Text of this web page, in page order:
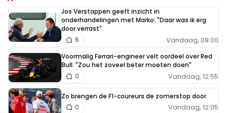
Jos Verstappen geeft inzicht in
onderhandelingen met Marko: "Daar was ik erg
door verrast"
Vandaag, 09:00
6
Voormalig Ferrari-engineer velt oordeel over Red
Bull: "Zou het zoveel beter moeten doen"
Vandaag, 12:55
0
Zo brengen de F1-coureurs de zomerstop door
Vandaag, 12:05
0